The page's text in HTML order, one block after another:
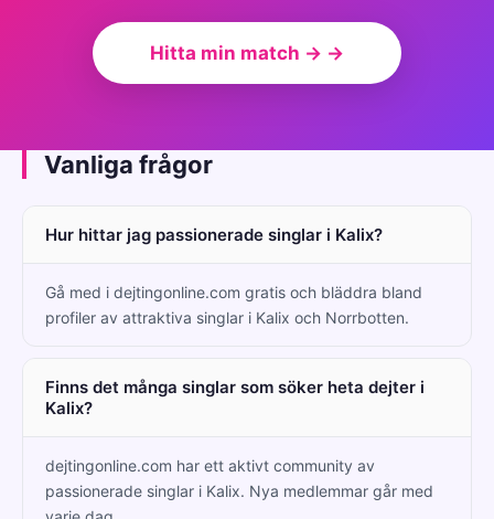
Hitta min match → →
Vanliga frågor
Hur hittar jag passionerade singlar i Kalix?
Gå med i dejtingonline.com gratis och bläddra bland
profiler av attraktiva singlar i Kalix och Norrbotten.
Finns det många singlar som söker heta dejter i
Kalix?
dejtingonline.com har ett aktivt community av
passionerade singlar i Kalix. Nya medlemmar går med